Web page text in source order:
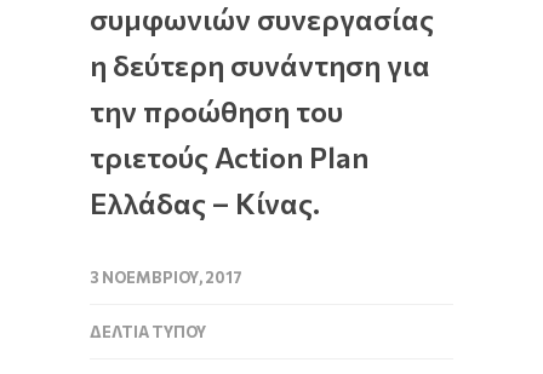
συμφωνιών συνεργασίας
η δεύτερη συνάντηση για
την προώθηση του
τριετούς Action Plan
Ελλάδας – Κίνας.
3 ΝΟΕΜΒΡΊΟΥ, 2017
ΔΕΛΤΊΑ ΤΎΠΟΥ